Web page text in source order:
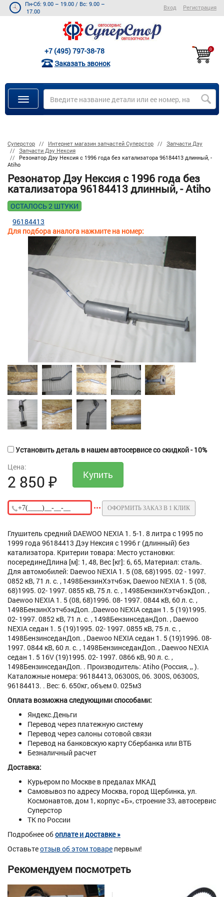
Пн-Сб: 9.00 – 19.00 / Вс: 9.00 –
17.00
Вход Регистрация
+7 (495) 797-38-78
Заказать звонок
0
Суперстор Интернет магазин запчастей Суперстор
Запчасти Дэу
Запчасти Дэу Нексия
Резонатор Дэу Нексия с 1996 года без катализатора 96184413 длинный, -
Atiho
Резонатор Дэу Нексия с 1996 года без
катализатора 96184413 длинный, - Atiho
ОСТАЛОСЬ 2 ШТУКИ
Для подбора аналога нажмите на номер:
96184413
Установить деталь в нашем автосервисе со скидкой - 10%
Цена:
2 850 ₽
ОФОРМИТЬ ЗАКАЗ В 1 КЛИК
Глушитель средний DAEWOO NEXIA 1. 5-1. 8 литра с 1995 по
1999 года 96184413 Дэу Нексия с 1996 г (длинный) без
катализатора. Критерии товара: Место установки:
посерединеДлина [м]: 1, 48, Вес [кг]: 6, 65, Материал: сталь.
Для автомобилей: Daewoo NEXIA 1. 5 (08, 68)1995. 02 - 1997.
0852 кВ, 71 л. с. , 1498БензинХэтчбэк, Daewoo NEXIA 1. 5 (08,
68)1995. 02- 1997. 0855 кВ, 75 л. с. , 1498БензинХэтчбэкДоп. ,
Daewoo NEXIA 1. 5 (08, 68)1996. 08- 1997. 0844 кВ, 60 л. с. ,
1498БензинХэтчбэкДоп. ,Daewoo NEXIA седан 1. 5 (19)1995.
02- 1997. 0852 кВ, 71 л. с. , 1498БензинседанДоп. , Daewoo
NEXIA седан 1. 5 (19)1995. 02- 1997. 0855 кВ, 75 л. с. ,
1498БензинседанДоп. , Daewoo NEXIA седан 1. 5 (19)1996. 08-
1997. 0844 кВ, 60 л. с. , 1498БензинседанДоп. , Daewoo NEXIA
седан 1. 5 16V (19)1995. 02- 1997. 0866 кВ, 90 л. с. ,
1498БензинседанДоп. . Производитель: Atiho (Россия, ,, ).
Каталожные номера: 96184413, 06300S, 06. 300S, 06300S,
96184413. . Вес: 6. 650кг, объем 0. 025м3
Оплата возможна следующими способами:
Яндекс.Деньги
Перевод через платежную систему
Перевод через салоны сотовой связи
Перевод на банковскую карту Сбербанка или ВТБ
Безналичный расчет
Доставка:
Курьером по Москве в предалах МКАД
Самовывоз по адресу Москва, город Щербинка, ул.
Космонавтов, дом 1, корпус «Б», строение 33, автосервис
Суперстор
ТК по России
Подробнее обоплате и доставке »
Оставьтеотзыв об этом товаре первым!
Рекомендуем посмотреть